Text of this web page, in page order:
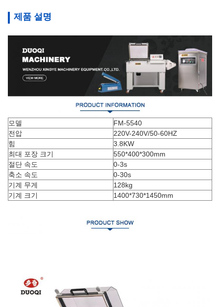
제품 설명
모델
FM-5540
전압
220V-240V/50-60HZ
힘
3.8KW
최대 포장 크기
550*400*300mm
절단 속도
0-3s
축소 속도
0-30s
기계 무게
128kg
기계 크기
1400*730*1450mm